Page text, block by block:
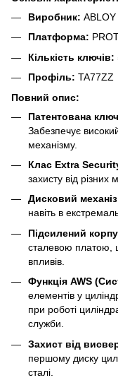
Виробник: ABLOY
Платформа:
Кількість ключів:
Профіль: TA77ZZ
Повний опис:
Патентована
Забезпечує
механізму.
Клас Extra
захисту від різних
Дисковий
навіть в
Підсилений
сталевою платою,
впливів.
Функція AWS
елементів у
при роботі
служби.
Захист від
першому диску
сталі.